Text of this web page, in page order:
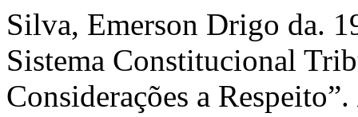
Silva, Emerson Drigo da.
Sistema Constitucional
Considerações a Respeito”.